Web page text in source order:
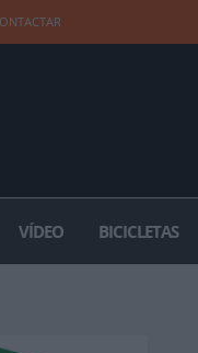
VÍDEO BICICLETAS